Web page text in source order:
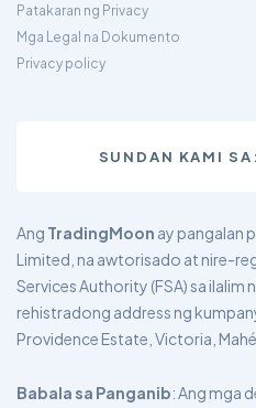
Patakaran ng Privacy
Mga Legal na Dokumento
Privacy policy
SUNDAN KAMI SA:
Ang TradingMoon ay pangalan
Limited, na awtorisado at nire-
Services Authority (FSA) sa ilalim
rehistradong address ng
Providence Estate, Victoria,
Babala sa Panganib: Ang mga